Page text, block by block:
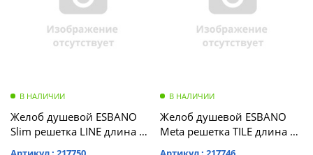
В НАЛИЧИИ
Желоб душевой ESBANO
Slim решетка LINE длина 60
В НАЛИЧИИ
Желоб душевой ESBANO
Meta решетка TILE длина 70